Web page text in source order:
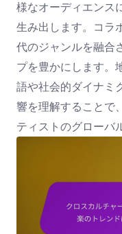
様なオーディエンス
生み出します。コラ
代のジャンルを融合
プを豊かにします。
語や社会的ダイナミ
響を理解することで
ティストのグローバ